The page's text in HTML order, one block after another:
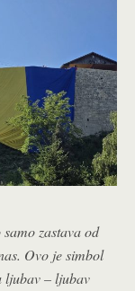
zastava od
Ovo je simbol
ljubav – ljubav